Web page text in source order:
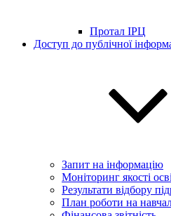
Протал ІРЦ
Доступ до публічної
Запит на інформацію
Моніторинг якості
Результати відбору
План роботи на